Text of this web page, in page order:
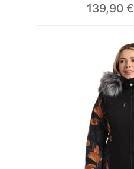
139,90 €